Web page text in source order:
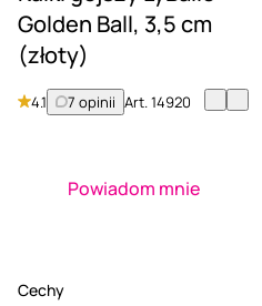
Golden Ball, 3,5 cm
(złoty)
4.1 7 opinii Art.14920
Powiadom mnie
Cechy